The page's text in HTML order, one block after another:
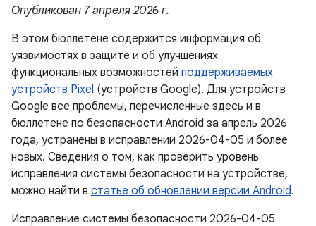
Опубликован 7 апреля 2026 г.
В этом бюллетене содержится информация об
уязвимостях в защите и об улучшениях
функциональных возможностей поддерживаемых
устройств Pixel (устройств Google). Для устройств
Google все проблемы, перечисленные здесь и в
бюллетене по безопасности Android за апрель 2026
года, устранены в исправлении 2026-04-05 и более
новых. Сведения о том, как проверить уровень
исправления системы безопасности на устройстве,
можно найти в статье об обновлении версии Android.
Исправление системы безопасности 2026-04-05